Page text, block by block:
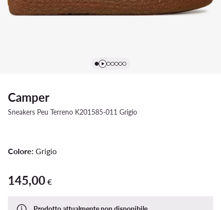
Camper
Sneakers Peu Terreno K201585-011 Grigio
Colore: Grigio
145,00 €
145,00 €